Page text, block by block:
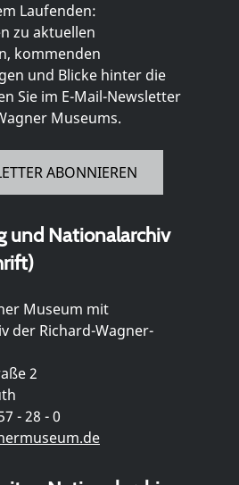
Laufenden:
zu aktuellen
kommenden
und Blicke hinter die
Sie im E-Mail-Newsletter
Museums.
ABONNIEREN
und Nationalarchiv
Museum mit
der Richard-Wagner-
2
- 28 - 0